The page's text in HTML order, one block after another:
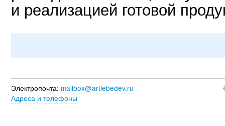
и реализацией готовой
Электропочта: mailbox@artlebedev.ru
Адреса и телефоны